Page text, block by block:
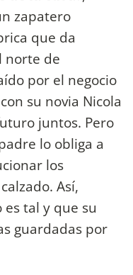
zapatero
que da
norte de
por el negocio
su novia Nicola
juntos. Pero
lo obliga a
los
Así,
tal y que su
guardadas por